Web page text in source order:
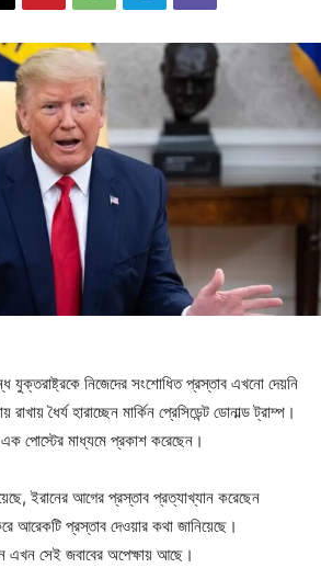
যুক্তরাষ্ট্রকে নিজেদের সংশোধিত প্রস্তাব এখনো দেয়নি
ধৈর্য হারাচ্ছেন মার্কিন প্রেসিডেন্ট ডোনাল্ড ট্রাম্প।
পোস্টের মাধ্যমে প্রকাশ করেছেন।
ইরানের আগের প্রস্তাব প্রত্যাখ্যান করেছেন
আরেকটি প্রস্তাব দেওয়ার কথা জানিয়েছে।
এখন সেই জবাবের অপেক্ষায় আছে।